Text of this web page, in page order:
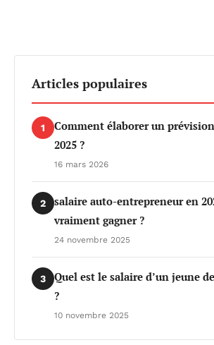
Articles populaires
1
Comment élaborer un
2025 ?
16 mars 2026
2
salaire auto-entrepreneur en
vraiment gagner ?
24 novembre 2025
3
Quel est le salaire d’un jeune
?
10 novembre 2025